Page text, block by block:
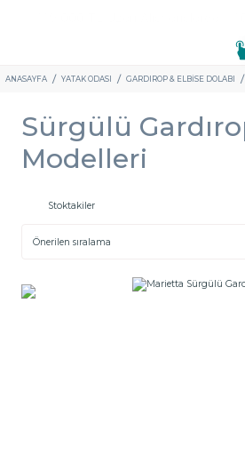
ANASAYFA YATAK ODASI GARDIROP & ELBISE DOLABI
Sürgülü
Modelleri
Stoktakiler